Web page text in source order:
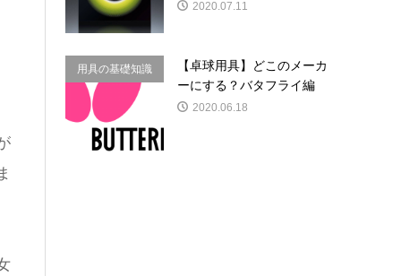
2020.07.11
用具の基礎知識
【卓球用具】どこのメーカ
ーにする？バタフライ編
2020.06.18